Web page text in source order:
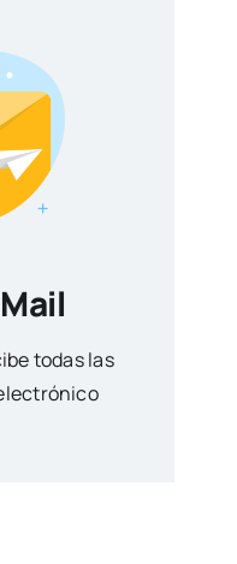
todas las